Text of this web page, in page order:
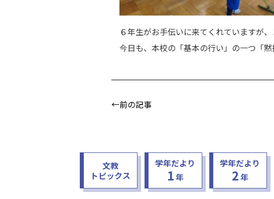
６年生がお手伝いに来てくれていますが
今日も、本校の「基本の行い」の一つ「
←前の記事
文教
トピックス
学年だより
1年
学年だより
2年